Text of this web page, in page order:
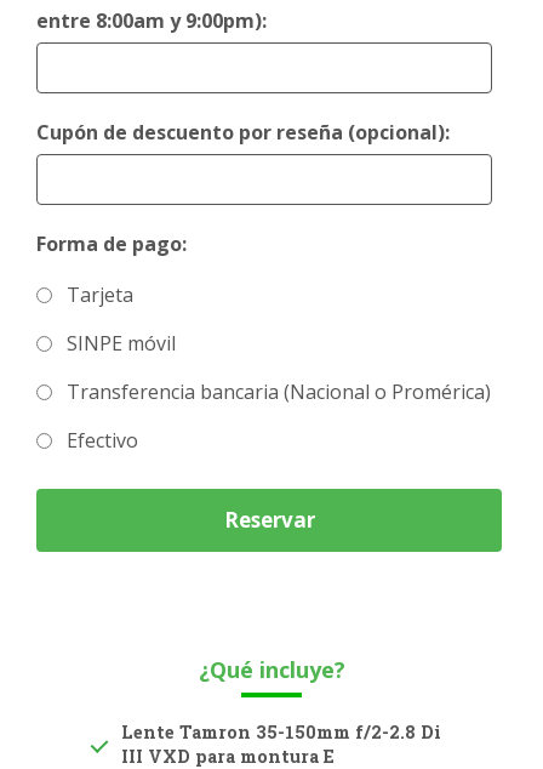
¿Qué incluye?
Lente Tamron 35-150mm f/2-2.8 Di
III VXD para montura E
entre 8:00am y 9:00pm):
Cupón de descuento por reseña (opcional):
Forma de pago:
Tarjeta
SINPE móvil
Transferencia bancaria (Nacional o Promérica)
Efectivo